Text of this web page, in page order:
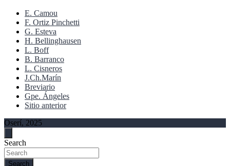
E. Camou
F. Ortiz Pinchetti
G. Esteva
H. Bellinghausen
L. Boff
B. Barranco
L. Cisneros
J.Ch.Marín
Breviario
Gpe. Ángeles
Sitio anterior
Oserí, 2025
Search
Search